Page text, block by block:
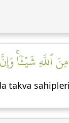
ٱللَّهِ شَيۡـٔٗاۚ
takva